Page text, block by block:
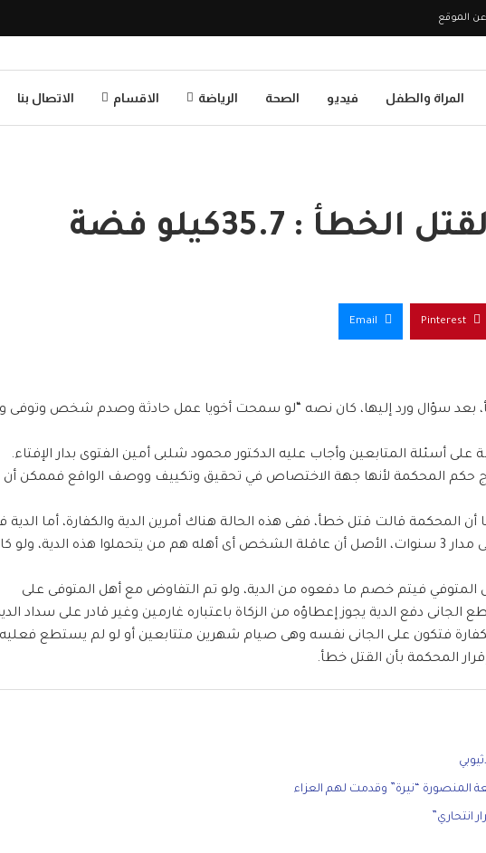
عن الموقع
المراة والطفل فيديو الصحة الرياضة الاقسام الاتصال بنا
: 35.7كيلو فضة
Pinterest
Email
بعد سؤال ورد إليها، كان نصه “لو سمحت أخويا عمل حادثة وصدم شخص وتوفى
على أسئلة المتابعين وأجاب عليه الدكتور محمود شلبى أمين الفتوى بدار الإفتاء.
حكم المحكمة لأنها جهة الاختصاص في تحقيق وتكييف ووصف الواقع فممكن أن
أن المحكمة قالت قتل خطأ، ففى هذه الحالة هناك أمرين الدية والكفارة، أما الدية
قيمة 35 كيلو و700 جرام فضة، ويمكن تقسيطها على مدار 3 سنوات، الأصل أن عاقلة الشخص أى أهله هم من يتحملوا هذه الدية، ولو
المتوفي فيتم خصم ما دفعوه من الدية، ولو تم التفاوض مع أهل المتوفى على
دفع الدية يجوز إعطاؤه من الزكاة باعتباره غارمين وغير قادر على سداد
الكفارة فتكون على الجانى نفسه وهى صيام شهرين متتابعين أو لو لم يستطع فعليه
المنصورة “نيرة” وقدمت لهم العزاء
انتحاري”